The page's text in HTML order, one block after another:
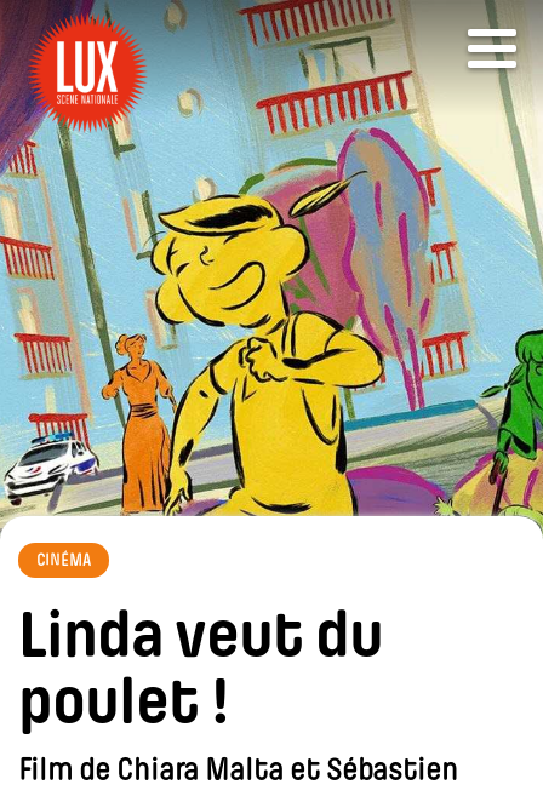
CINÉMA
Linda veut du
poulet !
Film de Chiara Malta et Sébastien